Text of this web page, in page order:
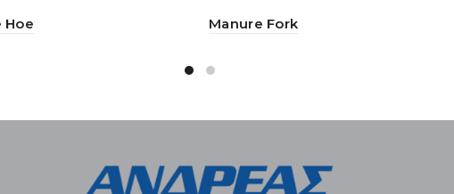
Hoe Manure Fork